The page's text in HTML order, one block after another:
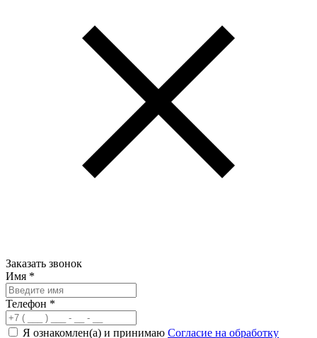
Заказать звонок
Имя *
Телефон *
Я ознакомлен(а) и принимаю Согласие на обработку